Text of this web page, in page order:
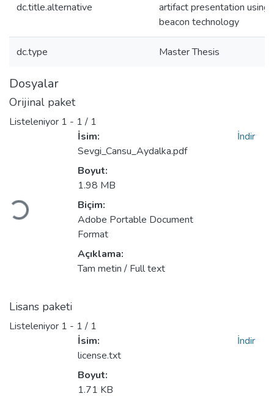
dc.title.alternative
artifact presentation using
beacon technology
dc.type Master Thesis
Dosyalar
Orijinal paket
Listeleniyor 1 - 1 / 1
Yükleniyor...
İsim:
Sevgi_Cansu_Aydalka.pdf
Boyut:
1.98 MB
Biçim:
Adobe Portable Document
Format
Açıklama:
Tam metin / Full text
İndir
Lisans paketi
Listeleniyor 1 - 1 / 1
İsim:
license.txt
Boyut:
1.71 KB
İndir